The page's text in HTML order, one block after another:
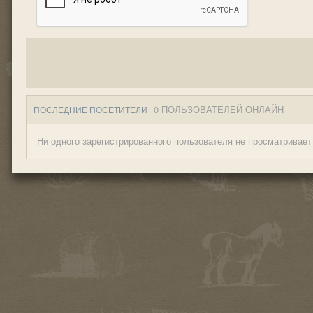
ПОСЛЕДНИЕ ПОСЕТИТЕЛИ 0 ПОЛЬЗОВАТЕЛЕЙ ОНЛАЙН
Ни одного зарегистрированного пользователя не